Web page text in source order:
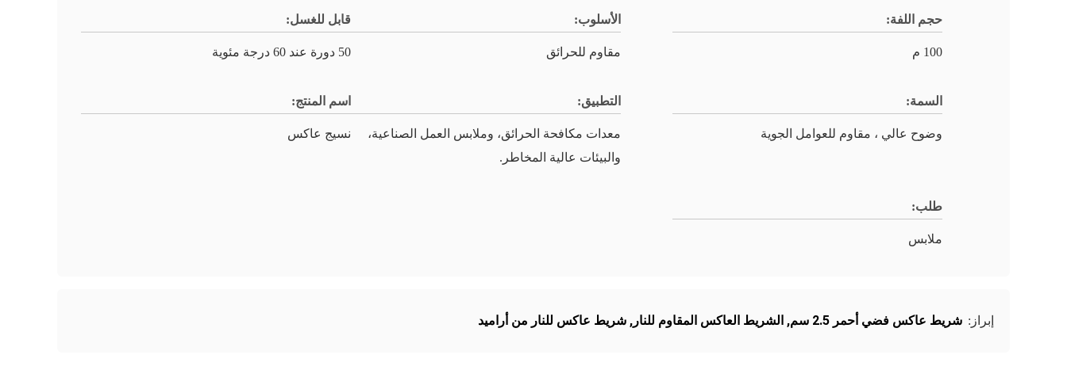
حجم اللفة:
100 م
الأسلوب:
مقاوم للحرائق
قابل للغسل:
50 دورة عند 60 درجة مئوية
السمة:
وضوح عالي ، مقاوم للعوامل الجوية
التطبيق:
معدات مكافحة الحرائق، وملابس العمل الصناعية،
والبيئات عالية المخاطر.
اسم المنتج:
نسيج عاكس
طلب:
ملابس
إبراز: شريط عاكس فضي أحمر 2.5 سم , الشريط العاكس المقاوم للنار , شريط عاكس للنار من أراميد